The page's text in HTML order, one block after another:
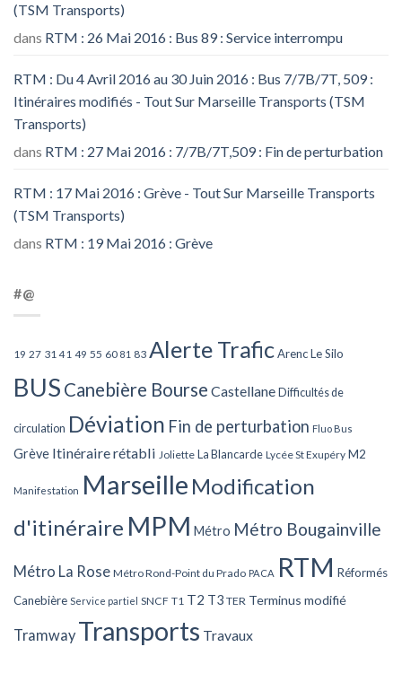
(TSM Transports)
dans RTM : 26 Mai 2016 : Bus 89 : Service interrompu
RTM : Du 4 Avril 2016 au 30 Juin 2016 : Bus 7/7B/7T, 509 :
Itinéraires modifiés - Tout Sur Marseille Transports (TSM
Transports)
dans RTM : 27 Mai 2016 : 7/7B/7T,509 : Fin de perturbation
RTM : 17 Mai 2016 : Grève - Tout Sur Marseille Transports
(TSM Transports)
dans RTM : 19 Mai 2016 : Grève
#@
19 27 31 41 49 55 60 81 83 Alerte TraficArenc Le Silo
BUS Canebière Bourse Castellane Difficultés de
circulation Déviation Fin de perturbation Fluo Bus
Grève Itinéraire rétabli Joliette La Blancarde Lycée St Exupéry M2
Manifestation Marseille Modification
d'itinéraire MPM Métro Métro Bougainville
Métro La Rose Métro Rond-Point du Prado PACA RTM Réformés
Canebière Service partiel SNCF T1 T2 T3 TER Terminus modifié
Tramway Transports Travaux